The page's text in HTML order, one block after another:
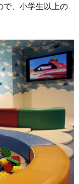
で、小学生以上の